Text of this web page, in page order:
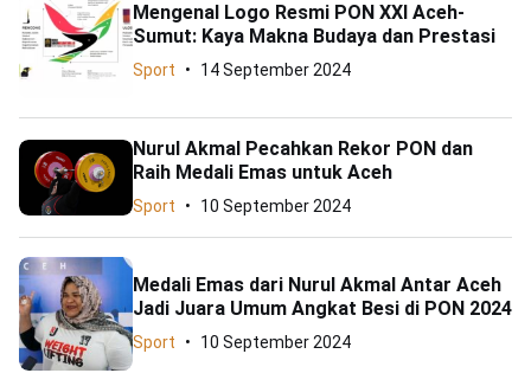
Mengenal Logo Resmi PON XXI Aceh-
Sumut: Kaya Makna Budaya dan Prestasi
Sport 14 September 2024
Nurul Akmal Pecahkan Rekor PON dan
Raih Medali Emas untuk Aceh
Sport 10 September 2024
Medali Emas dari Nurul Akmal Antar Aceh
Jadi Juara Umum Angkat Besi di PON 2024
Sport 10 September 2024